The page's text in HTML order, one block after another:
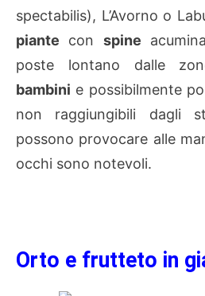
spectabilis), L’Avorno o
piante con spine
poste lontano dalle
bambini e possibilmente
non raggiungibili dagli
possono provocare alle
occhi sono notevoli.
Orto e frutteto in